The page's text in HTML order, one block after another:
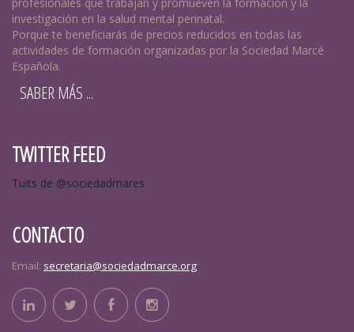
investigación en la salud mental perinatal.
Porque te beneficiarás de precios reducidos en todas las
actividades de formación organizadas por la Sociedad Marcé
Española.
SABER MÁS ...
TWITTER FEED
Tuits de @sociedadmares
CONTACTO
Email: secretaria@sociedadmarce.org